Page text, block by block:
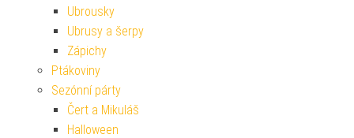
Ubrousky
Ubrusy a šerpy
Zápichy
Ptákoviny
Sezónní párty
Čert a Mikuláš
Halloween